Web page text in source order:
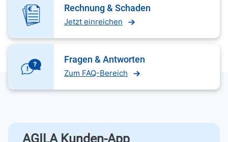
Rechnung & Schaden
Jetzt einreichen
Fragen & Antworten
Zum FAQ-Bereich
AGILA Kunden-App